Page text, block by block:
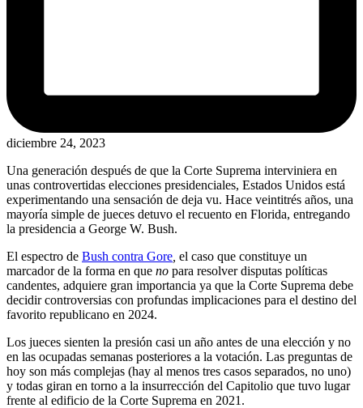
diciembre 24, 2023
Una generación después de que la Corte Suprema interviniera en
unas controvertidas elecciones presidenciales, Estados Unidos está
experimentando una sensación de deja vu. Hace veintitrés años, una
mayoría simple de jueces detuvo el recuento en Florida, entregando
la presidencia a George W. Bush.
El espectro de Bush contra Gore el caso que constituye un
marcador de la forma en que no para resolver disputas políticas
candentes, adquiere gran importancia ya que la Corte Suprema debe
decidir controversias con profundas implicaciones para el destino del
favorito republicano en 2024.
Los jueces sienten la presión casi un año antes de una elección y no
en las ocupadas semanas posteriores a la votación. Las preguntas de
hoy son más complejas (hay al menos tres casos separados, no uno)
y todas giran en torno a la insurrección del Capitolio que tuvo lugar
frente al edificio de la Corte Suprema en 2021.